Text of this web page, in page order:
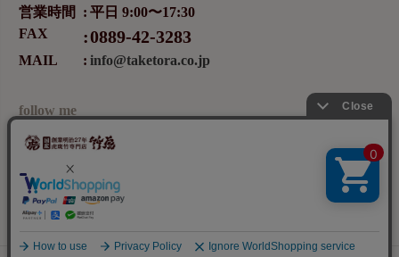
営業時間
平日 9:00〜17:30
FAX
0889-42-3283
MAIL info@taketora.co.jp
follow me
メールマガジンの登録